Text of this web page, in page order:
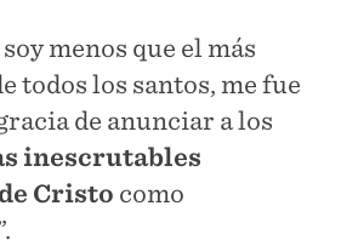
menos que el más
todos los santos, me fue
de anunciar a los
inescrutables
Cristo como